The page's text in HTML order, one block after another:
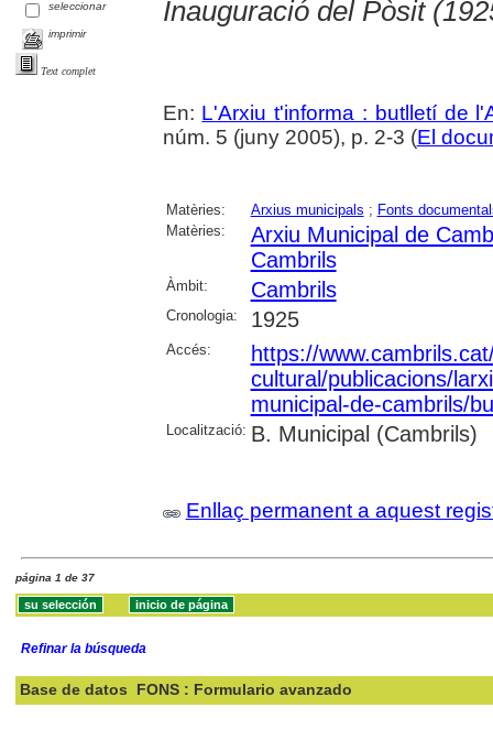
seleccionar
imprimir
Text complet
Inauguració del Pòsit
En: L'Arxiu t'informa : butlletí de
núm. 5 (juny 2005), p. 2-3 (El
Matèries: Arxius municipals ; Fonts
Matèries:
Arxiu Municipal de
Cambrils
Àmbit: Cambrils
Cronologia: 1925
Accés:
https://
cultural/publicacions/
municipal-de-cambrils/
Localització: B. Municipal (Cambrils)
Enllaç permanent a aquest
página 1 de 37
Refinar la búsqueda
Base de datos FONS : Formulario avanzado